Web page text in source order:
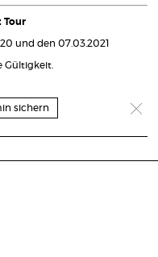
Tour
und den 07.03.2021
Gültigkeit.
sichern